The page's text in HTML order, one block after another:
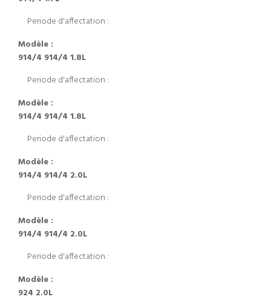
Periode d'affectation :
Modèle :
914/4 914/4 1.8L
Periode d'affectation :
Modèle :
914/4 914/4 1.8L
Periode d'affectation :
Modèle :
914/4 914/4 2.0L
Periode d'affectation :
Modèle :
914/4 914/4 2.0L
Periode d'affectation :
Modèle :
924 2.0L